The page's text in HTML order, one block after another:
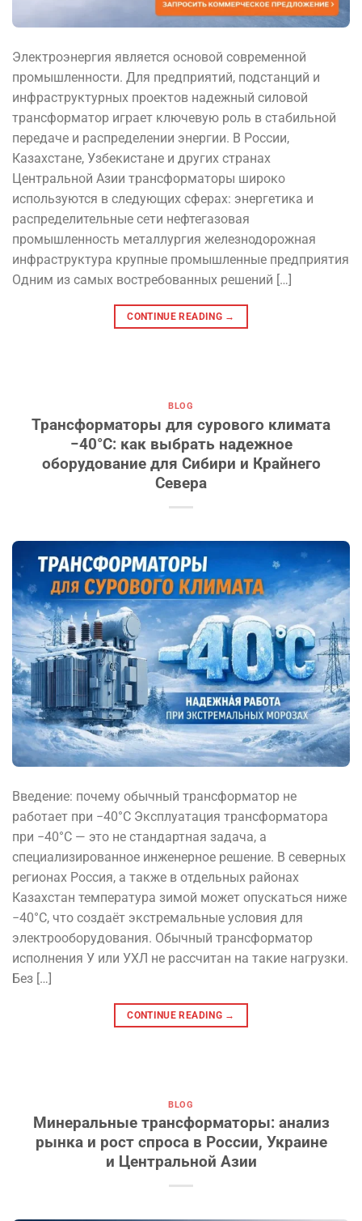
Электроэнергия является основой современной
промышленности. Для предприятий, подстанций и
инфраструктурных проектов надежный силовой
трансформатор играет ключевую роль в стабильной
передаче и распределении энергии. В России,
Казахстане, Узбекистане и других странах
Центральной Азии трансформаторы широко
используются в следующих сферах: энергетика и
распределительные сети нефтегазовая
промышленность металлургия железнодорожная
инфраструктура крупные промышленные предприятия
Одним из самых востребованных решений […]
CONTINUE READING →
BLOG
Трансформаторы для сурового климата
−40°C: как выбрать надежное
оборудование для Сибири и Крайнего
Севера
Введение: почему обычный трансформатор не
работает при −40°C Эксплуатация трансформатора
при −40°C — это не стандартная задача, а
специализированное инженерное решение. В северных
регионах Россия, а также в отдельных районах
Казахстан температура зимой может опускаться ниже
−40°C, что создаёт экстремальные условия для
электрооборудования. Обычный трансформатор
исполнения У или УХЛ не рассчитан на такие нагрузки.
Без […]
CONTINUE READING →
BLOG
Минеральные трансформаторы: анализ
рынка и рост спроса в России, Украине
и Центральной Азии